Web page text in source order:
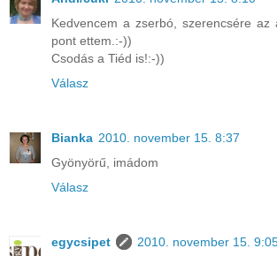
Kedvencem a zserbó, szerencsére az
pont ettem.:-))
Csodás a Tiéd is!:-))
Válasz
Bianka 2010. november 15. 8:37
Gyönyörű, imádom
Válasz
egycsipet
2010. november 15.